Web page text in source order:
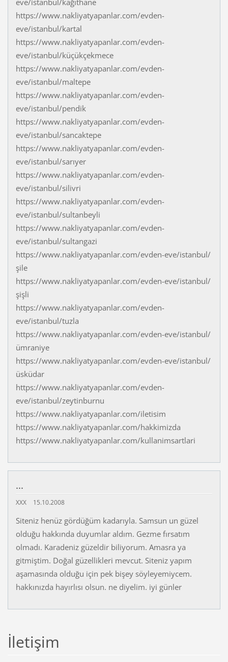
eve/istanbul/kağıthane
https://www.nakliyatyapanlar.com/evden-
eve/istanbul/kartal
https://www.nakliyatyapanlar.com/evden-
eve/istanbul/küçükçekmece
https://www.nakliyatyapanlar.com/evden-
eve/istanbul/maltepe
https://www.nakliyatyapanlar.com/evden-
eve/istanbul/pendik
https://www.nakliyatyapanlar.com/evden-
eve/istanbul/sancaktepe
https://www.nakliyatyapanlar.com/evden-
eve/istanbul/sarıyer
https://www.nakliyatyapanlar.com/evden-
eve/istanbul/silivri
https://www.nakliyatyapanlar.com/evden-
eve/istanbul/sultanbeyli
https://www.nakliyatyapanlar.com/evden-
eve/istanbul/sultangazi
https://www.nakliyatyapanlar.com/evden-eve/istanbul/
şile
https://www.nakliyatyapanlar.com/evden-eve/istanbul/
şişli
https://www.nakliyatyapanlar.com/evden-
eve/istanbul/tuzla
https://www.nakliyatyapanlar.com/evden-eve/istanbul/
ümraniye
https://www.nakliyatyapanlar.com/evden-eve/istanbul/
üsküdar
https://www.nakliyatyapanlar.com/evden-
eve/istanbul/zeytinburnu
https://www.nakliyatyapanlar.com/iletisim
https://www.nakliyatyapanlar.com/hakkimizda
https://www.nakliyatyapanlar.com/kullanimsartlari
...
XXX 15.10.2008
Siteniz henüz gördüğüm kadarıyla. Samsun un güzel
olduğu hakkında duyumlar aldım. Gezme fırsatım
olmadı. Karadeniz güzeldir biliyorum. Amasra ya
gitmiştim. Doğal güzellikleri mevcut. Siteniz yapım
aşamasında olduğu için pek bişey söyleyemiycem.
hakkınızda hayırlısı olsun. ne diyelim. iyi günler
İletişim